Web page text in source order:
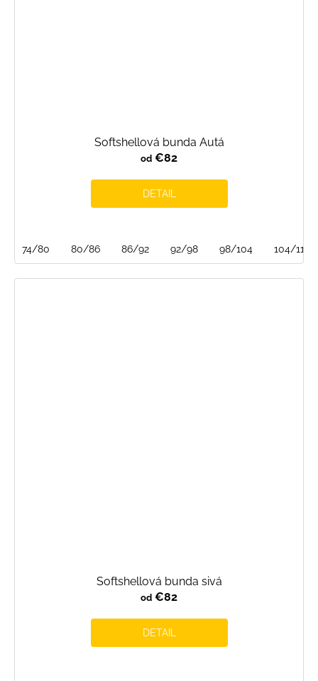
Softshellová bunda Autá
od €82
DETAIL
74/80 80/86 86/92 92/98 98/104 104/110
Softshellová bunda sivá
od €82
DETAIL